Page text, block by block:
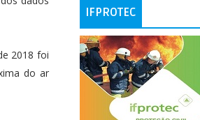
2018 foi
do ar
IFPROTEC